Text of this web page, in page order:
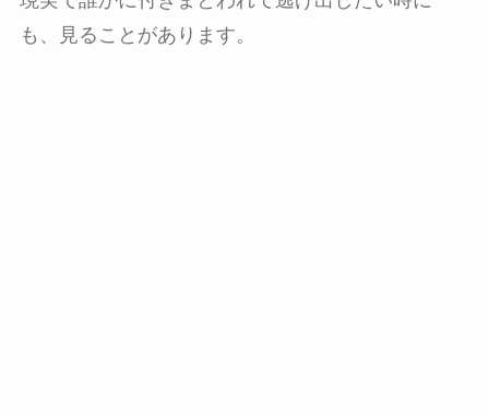
も、見ることがあります。